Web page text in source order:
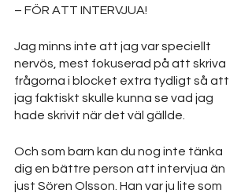
– FÖR ATT INTERVJUA!
Jag minns inte att jag var speciellt
nervös, mest fokuserad på att skriva
frågorna i blocket extra tydligt så att
jag faktiskt skulle kunna se vad jag
hade skrivit när det väl gällde.
Och som barn kan du nog inte tänka
dig en bättre person att intervjua än
just Sören Olsson. Han var ju lite som